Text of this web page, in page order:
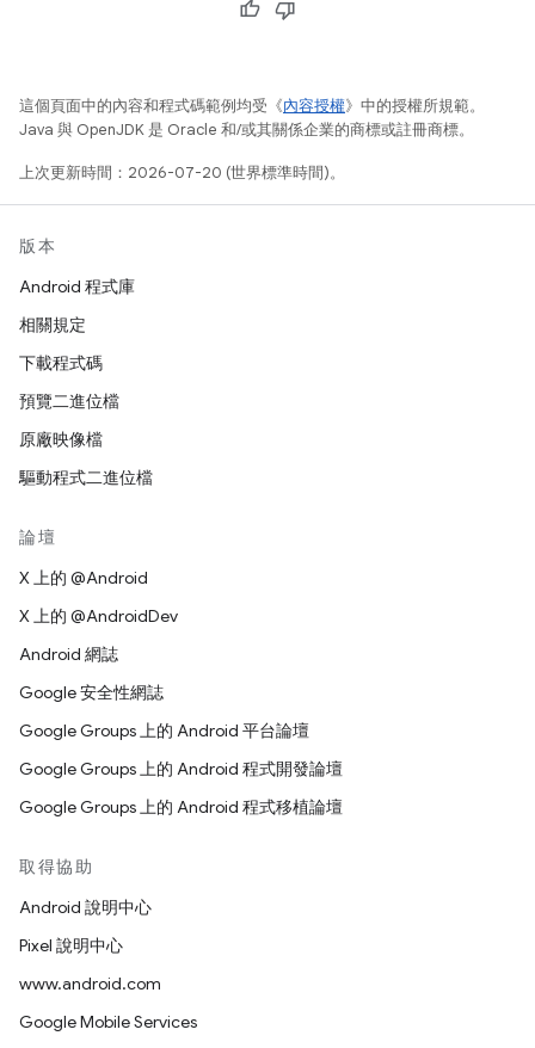
這個頁面中的內容和程式碼範例均受《內容授權》中的授權所規範。
Java 與 OpenJDK 是 Oracle 和/或其關係企業的商標或註冊商標。
上次更新時間：2026-07-20 (世界標準時間)。
版本
Android 程式庫
相關規定
下載程式碼
預覽二進位檔
原廠映像檔
驅動程式二進位檔
論壇
X 上的 @Android
X 上的 @AndroidDev
Android 網誌
Google 安全性網誌
Google Groups 上的 Android 平台論壇
Google Groups 上的 Android 程式開發論壇
Google Groups 上的 Android 程式移植論壇
取得協助
Android 說明中心
Pixel 說明中心
www.android.com
Google Mobile Services